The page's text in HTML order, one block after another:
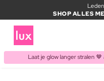
SHOP ALLES
Laat je glow langer stralen